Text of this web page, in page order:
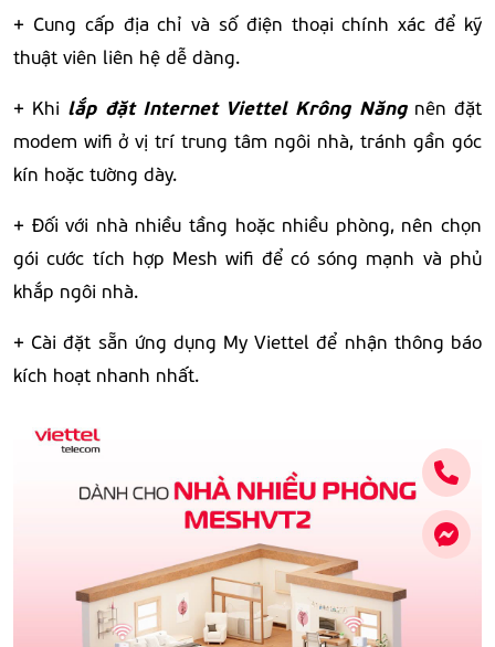
+ Cung cấp địa chỉ và số điện thoại chính xác để kỹ
thuật viên liên hệ dễ dàng.
+ Khi lắp đặt Internet Viettel Krông Năngnên đặt
modem wifi ở vị trí trung tâm ngôi nhà, tránh gần góc
kín hoặc tường dày.
+ Đối với nhà nhiều tầng hoặc nhiều phòng, nên chọn
gói cước tích hợp Mesh wifi để có sóng mạnh và phủ
khắp ngôi nhà.
+ Cài đặt sẵn ứng dụng My Viettel để nhận thông báo
kích hoạt nhanh nhất.